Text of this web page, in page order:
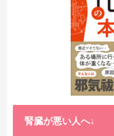
腎臓が悪い人へ↓